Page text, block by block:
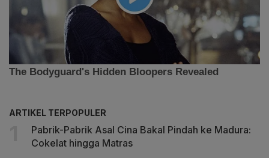
ARTIKEL TERPOPULER
Pabrik-Pabrik Asal Cina Bakal Pindah ke Madura:
Cokelat hingga Matras